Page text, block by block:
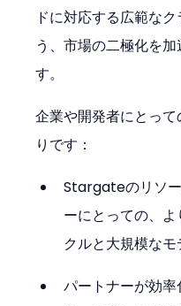
ドに対応する広範な
う、市場の二極化を
す。
企業や開発者にとっ
りです：
Stargateのリソ
ーにとっての、
クルと大規模なモ
パートナーが効